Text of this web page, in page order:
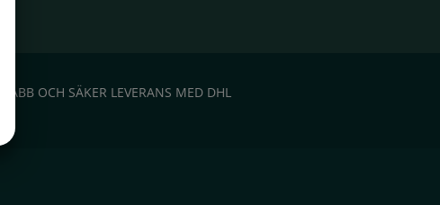
SNABB OCH SÄKER LEVERANS MED DHL